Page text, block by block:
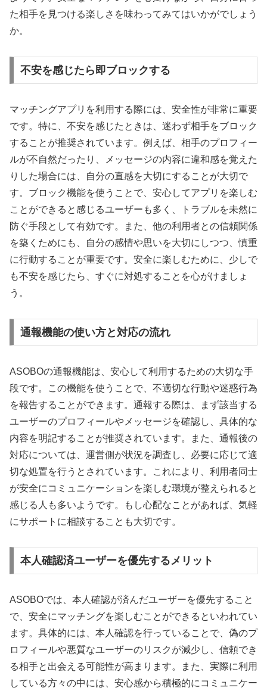
た相手を見つける楽しさを味わってみてはいかがでしょう
か。
不安を感じたら即ブロックする
マッチングアプリを利用する際には、安全性が非常に重要
です。特に、不安を感じたときは、迷わず相手をブロック
することが推奨されています。例えば、相手のプロフィー
ルが不自然だったり、メッセージの内容に違和感を覚えた
りした場合には、自分の直感を大切にすることが大切で
す。ブロック機能を使うことで、安心してアプリを楽しむ
ことができると感じるユーザーも多く、トラブルを未然に
防ぐ手段として有効です。また、他の利用者との信頼関係
を築くためにも、自分の感情や思いを大切にしつつ、慎重
に行動することが重要です。安全に楽しむために、少しで
も不安を感じたら、すぐに対処することを心がけましょ
う。
通報機能の使い方と対応の流れ
ASOBOの通報機能は、安心して利用するための大切な手
段です。この機能を使うことで、不適切な行動や迷惑行為
を報告することができます。通報する際は、まず該当する
ユーザーのプロフィールやメッセージを確認し、具体的な
内容を明記することが推奨されています。また、通報後の
対応については、運営側が状況を調査し、必要に応じて適
切な処置を行うとされています。これにより、利用者同士
が安全にコミュニケーションを楽しむ環境が整えられると
感じる人も多いようです。もし心配なことがあれば、気軽
にサポートに相談することも大切です。
本人確認済ユーザーを優先するメリット
ASOBOでは、本人確認が済んだユーザーを優先すること
で、安全にマッチングを楽しむことができるといわれてい
ます。具体的には、本人確認を行っていることで、偽のプ
ロフィールや悪質なユーザーのリスクが減少し、信頼でき
る相手と出会える可能性が高まります。また、実際に利用
している方々の中には、安心感から積極的にコミュニケー